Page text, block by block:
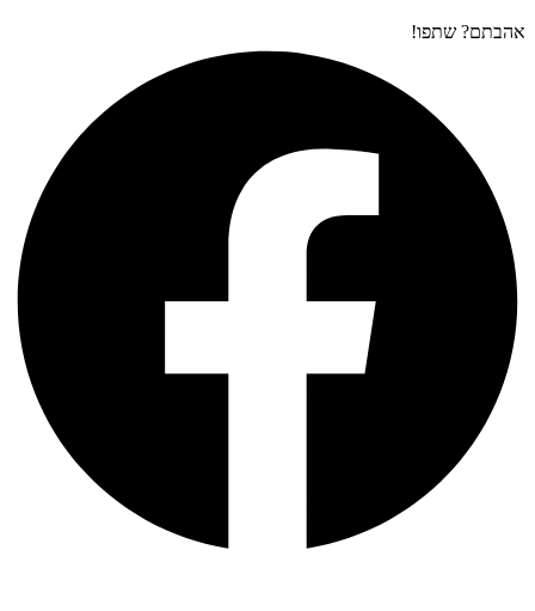
אהבתם? שתפו!